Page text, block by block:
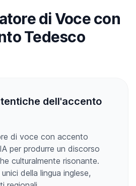
di Voce con
Tedesco
dell'accento
di voce con accento
per produrre un discorso
culturalmente risonante.
della lingua inglese,